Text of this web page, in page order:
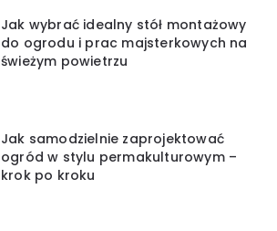
Jak wybrać idealny stół montażowy
do ogrodu i prac majsterkowych na
świeżym powietrzu
Jak samodzielnie zaprojektować
ogród w stylu permakulturowym –
krok po kroku